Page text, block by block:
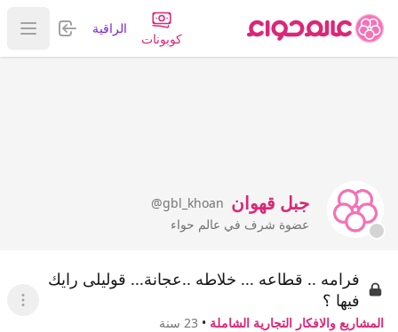
كوبونات
الراقية تسجيل
عرض
جبل قهوان @gbl_khoan
عضوة شرف في عالم حواء
فرامه .. قطاعه ... خلاطه ..عجانة... قوليلى رايك
فيها ؟
المشاريع والافكار التجارية الشاملة • 23 سنة
عرض